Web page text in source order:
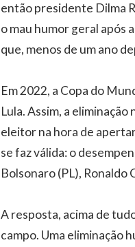
então presidente Dilma
o mau humor geral após
que, menos de um ano
Em 2022, a Copa do
Lula. Assim, a
eleitor na hora de
se faz válida: o
Bolsonaro (PL), Ronaldo
A resposta, acima de
campo. Uma eliminação